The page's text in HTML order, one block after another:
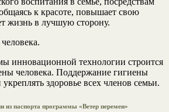
к красоте, повышает свою
жизнь в лучшую сторону.
инновационной технологии строится
человека. Поддержание гигиены
укреплять здоровье всех членов семьи.
из паспорта программы «Ветер перемен»